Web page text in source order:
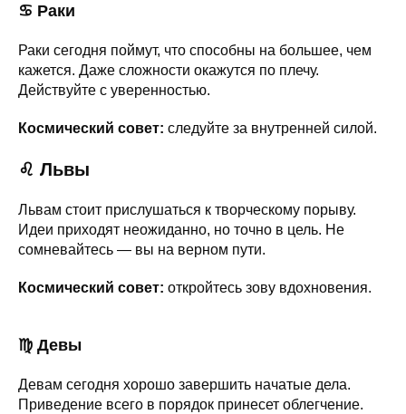
♋ Раки
Раки сегодня поймут, что способны на большее, чем
кажется. Даже сложности окажутся по плечу.
Действуйте с уверенностью.
Космический совет: следуйте за внутренней силой.
♌ Львы
Львам стоит прислушаться к творческому порыву.
Идеи приходят неожиданно, но точно в цель. Не
сомневайтесь — вы на верном пути.
Космический совет: откройтесь зову вдохновения.
♍ Девы
Девам сегодня хорошо завершить начатые дела.
Приведение всего в порядок принесет облегчение.